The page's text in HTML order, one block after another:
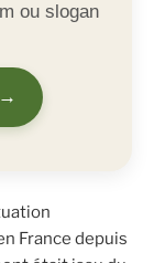
ou slogan
France depuis